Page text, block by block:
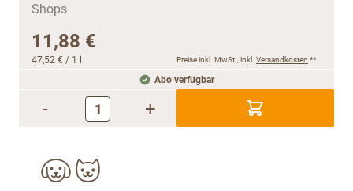
11,88 €
47,52 € / 1 l Preise inkl. MwSt., inkl. Versandkosten **
Abo verfügbar
- +